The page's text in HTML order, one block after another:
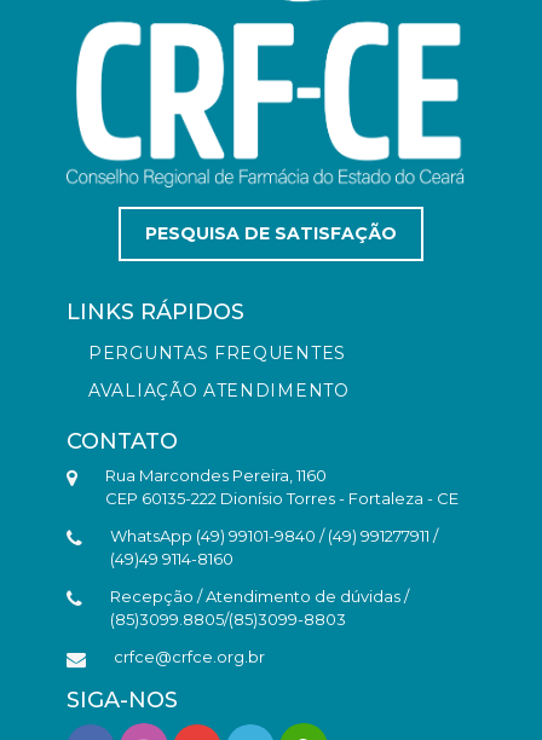
PESQUISA DE SATISFAÇÃO
LINKS RÁPIDOS
PERGUNTAS FREQUENTES
AVALIAÇÃO ATENDIMENTO
CONTATO
Rua Marcondes Pereira, 1160
CEP 60135-222 Dionísio Torres - Fortaleza - CE
WhatsApp (49) 99101-9840 / (49) 991277911 /
(49)49 9114-8160
Recepção / Atendimento de dúvidas /
(85)3099.8805/(85)3099-8803
crfce@crfce.org.br
SIGA-NOS